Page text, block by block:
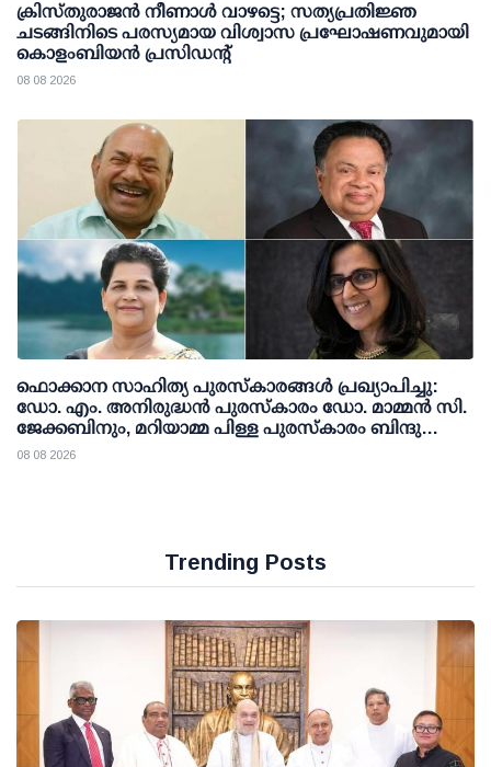
ക്രിസ്തുരാജൻ നീണാൾ വാഴട്ടെ; സത്യപ്രതിജ്ഞ
ചടങ്ങിനിടെ പരസ്യമായ വിശ്വാസ പ്രഘോഷണവുമായി
കൊളംബിയൻ പ്രസിഡന്റ്
08 08 2026
ഫൊക്കാന സാഹിത്യ പുരസ്‌കാരങ്ങള്‍ പ്രഖ്യാപിച്ചു:
ഡോ. എം. അനിരുദ്ധന്‍ പുരസ്‌കാരം ഡോ. മാമ്മന്‍ സി.
ജേക്കബിനും, മറിയാമ്മ പിള്ള പുരസ്‌കാരം ബിന്ദു
കാനയ്ക്കും
08 08 2026
Trending Posts